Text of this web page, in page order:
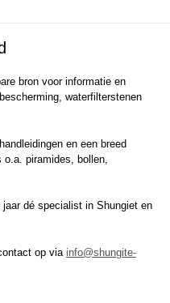
bron voor informatie en
waterfilterstenen
en een breed
piramides, bollen,
dé specialist in Shungiet en
op via info@shungite-